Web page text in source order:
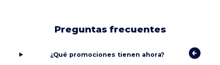
Preguntas frecuentes
¿Qué promociones tienen ahora?